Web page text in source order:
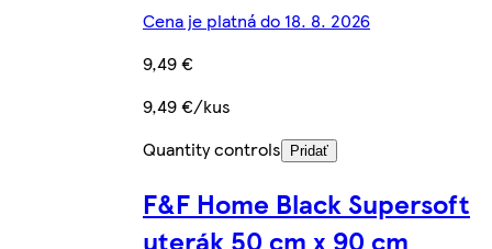
Cena je platná do 18. 8. 2026
9,49 €
9,49 €/kus
Quantity controls
Pridať
F&F Home Black Supersoft
uterák 50 cm x 90 cm